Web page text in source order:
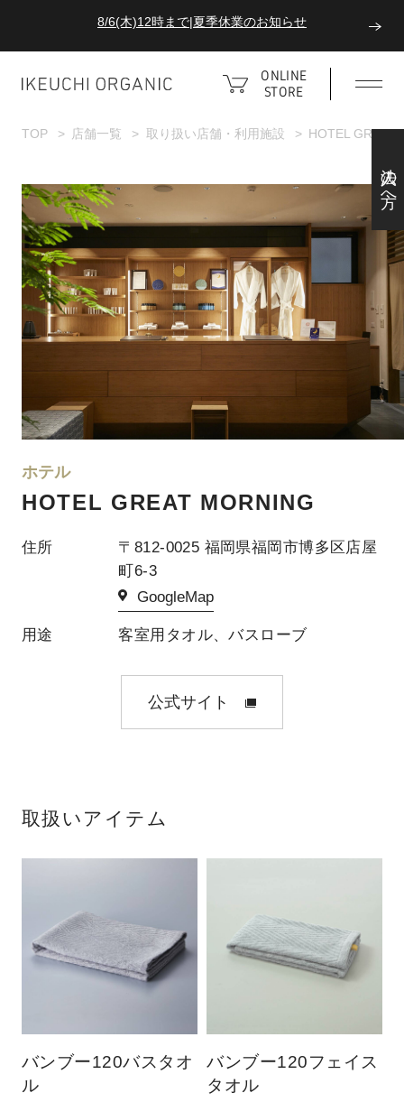
8/6(木)12時まで|夏季休業のお知らせ
ダブルポイント！夏をアクティブに楽しむ夏タオル
8/6(木)12時まで|夏季休業のお知らせ
ONLINE
STORE
法人の方へ
TOP 店舗一覧 取り扱い店舗・利用施設 HOTEL GREAT
ホテル
HOTEL GREAT MORNING
住所
〒812-0025 福岡県福岡市博多区店屋
町6-3
GoogleMap
用途 客室用タオル、バスローブ
公式サイト
取扱いアイテム
バンブー120バスタオ
ル
バンブー120フェイス
タオル